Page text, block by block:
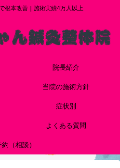
根本改善｜施術実績4万人以上
院長紹介
当院の施術方針
症状別
よくある質問
約（相談）